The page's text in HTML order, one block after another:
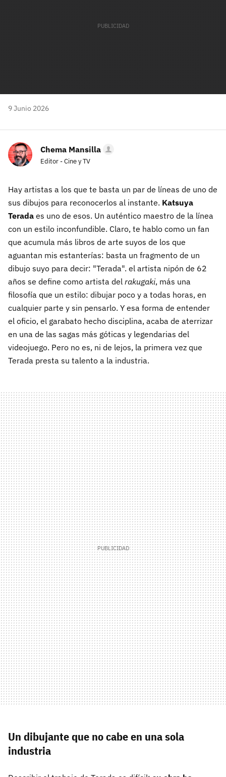
9 Junio 2026
Chema Mansilla
Editor - Cine y TV
Hay artistas a los que te basta un par de líneas de uno de
sus dibujos para reconocerlos al instante. Katsuya
Terada es uno de esos. Un auténtico maestro de la línea
con un estilo inconfundible. Claro, te hablo como un fan
que acumula más libros de arte suyos de los que
aguantan mis estanterías: basta un fragmento de un
dibujo suyo para decir: "Terada". el artista nipón de 62
años se define como artista del rakugaki, más una
filosofía que un estilo: dibujar poco y a todas horas, en
cualquier parte y sin pensarlo. Y esa forma de entender
el oficio, el garabato hecho disciplina, acaba de aterrizar
en una de las sagas más góticas y legendarias del
videojuego. Pero no es, ni de lejos, la primera vez que
Terada presta su talento a la industria.
Un dibujante que no cabe en una sola
industria